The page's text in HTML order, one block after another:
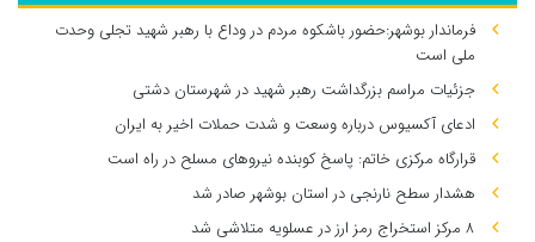
فرماندار بوشهر:حضور باشکوه مردم در وداع با رهبر شهید تجلی وحدت
ملی است
جزئیات مراسم بزرگداشت رهبر شهید در شهرستان دشتی
ادعای آکسیوس درباره وسعت و شدت حملات اخیر به ایران
قرارگاه مرکزی خاتم: پاسخ کوبنده نیروهای مسلح در راه است
هشدار سطح نارنجی در استان بوشهر صادر شد
۸ مرکز استخراج رمز ارز در عسلویه متلاشی شد